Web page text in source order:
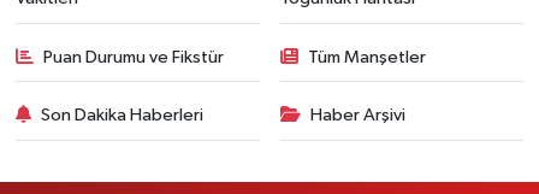
Puan Durumu ve Fikstür Tüm Manşetler
Son Dakika Haberleri Haber Arşivi